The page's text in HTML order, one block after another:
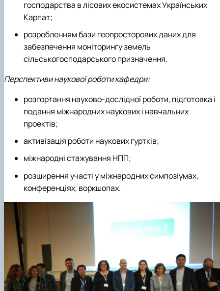
господарства в лісових екосистемах Українських
Карпат;
розробленням бази геопросторових даних для
забезпечення моніторингу земель
сільськогосподарського призначення.
Перспективи наукової роботи кафедри:
розгортання науково-дослідної роботи, підготовка і
подання міжнародних наукових і навчальних
проектів;
активізація роботи наукових гуртків;
міжнародні стажування НПП;
розширення участі у міжнародних симпозіумах,
конференціях, воркшопах.